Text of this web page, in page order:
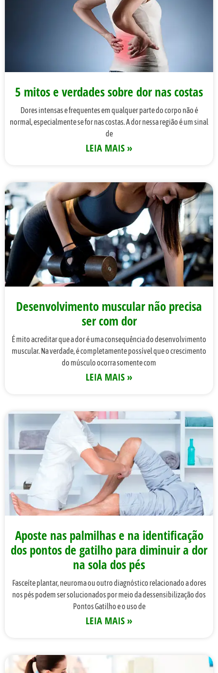
5 mitos e verdades sobre dor nas costas
Dores intensas e frequentes em qualquer parte do corpo não é
normal, especialmente se for nas costas. A dor nessa região é um sinal
de
LEIA MAIS »
Desenvolvimento muscular não precisa
ser com dor
É mito acreditar que a dor é uma consequência do desenvolvimento
muscular. Na verdade, é completamente possível que o crescimento
do músculo ocorra somente com
LEIA MAIS »
Aposte nas palmilhas e na identificação
dos pontos de gatilho para diminuir a dor
na sola dos pés
Fasceíte plantar, neuroma ou outro diagnóstico relacionado a dores
nos pés podem ser solucionados por meio da dessensibilização dos
Pontos Gatilho e o uso de
LEIA MAIS »